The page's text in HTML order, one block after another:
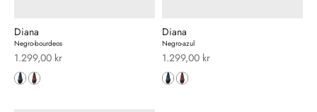
Diana
Negro-bourdeos
Salgspris
1.299,00 kr
Diana
Negro-azul
Salgspris
1.299,00 kr